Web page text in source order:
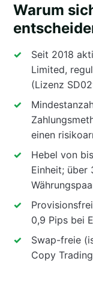
Warum
Seit 2018
Limited,
(Lizenz
einen
Hebel von
Einheit; über
0,9 Pips bei
Swap-freie
Copy